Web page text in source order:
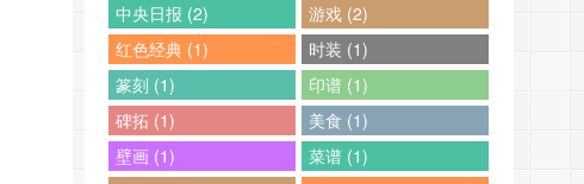
中央日报 (2)
游戏 (2)
红色经典 (1)
时装 (1)
篆刻 (1)
印谱 (1)
碑拓 (1)
美食 (1)
壁画 (1)
菜谱 (1)